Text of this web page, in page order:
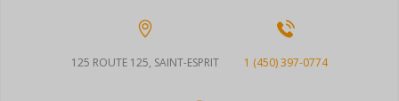
125 ROUTE 125, SAINT-ESPRIT 1 (450) 397-0774